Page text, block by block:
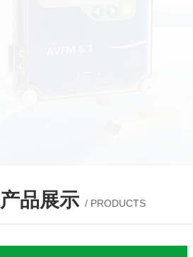
产品展示 / PRODUCTS